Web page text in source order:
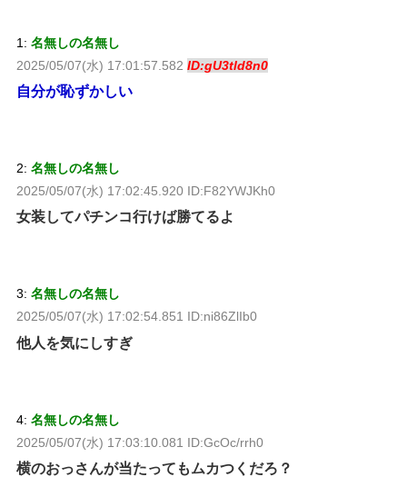
1: 名無しの名無し
2025/05/07(水) 17:01:57.582 ID:gU3tld8n0
自分が恥ずかしい
2: 名無しの名無し
2025/05/07(水) 17:02:45.920 ID:F82YWJKh0
女装してパチンコ行けば勝てるよ
3: 名無しの名無し
2025/05/07(水) 17:02:54.851 ID:ni86ZlIb0
他人を気にしすぎ
4: 名無しの名無し
2025/05/07(水) 17:03:10.081 ID:GcOc/rrh0
横のおっさんが当たってもムカつくだろ？